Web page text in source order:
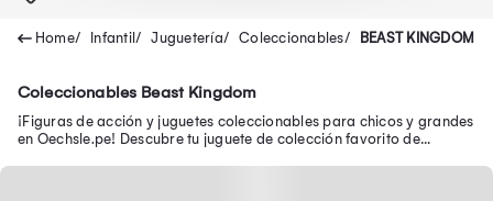
Infantil Juguetería Coleccionables BEAST KINGDOM
Coleccionables Beast Kingdom
¡Figuras de acción y juguetes coleccionables para chicos y grandes
en Oechsle.pe! Descubre tu juguete de colección favorito de